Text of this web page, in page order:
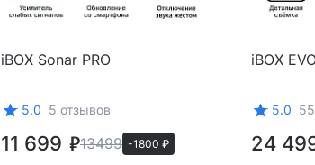
iBOX Sonar PRO
5.0 5 отзывов
11 699 13499 -1800 ₽
iBOX
5.0
24